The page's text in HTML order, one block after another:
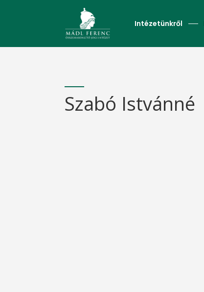
Intézetünkről
Szabó Istvánné